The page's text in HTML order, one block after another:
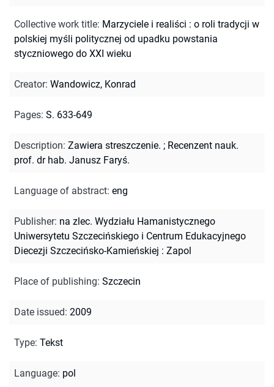
Collective work title: Marzyciele i realiści : o roli tradycji w
polskiej myśli politycznej od upadku powstania
styczniowego do XXI wieku
Creator: Wandowicz, Konrad
Pages: S. 633-649
Description: Zawiera streszczenie. ; Recenzent nauk.
prof. dr hab. Janusz Faryś.
Language of abstract: eng
Publisher: na zlec. Wydziału Hamanistycznego
Uniwersytetu Szczecińskiego i Centrum Edukacyjnego
Diecezji Szczecińsko-Kamieńskiej : Zapol
Place of publishing: Szczecin
Date issued: 2009
Type: Tekst
Language: pol